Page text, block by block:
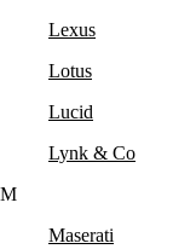
Lexus
Lotus
Lucid
Lynk & Co
M
Maserati